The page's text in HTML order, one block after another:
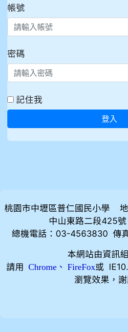
帳號
密碼
記住我
登入
桃園市中壢區普仁國民小學
中山東路二段425號
總機電話：03-4563830 傳
本網站由資訊
請用
Chrome、 FireFox或
瀏覽效果，謝